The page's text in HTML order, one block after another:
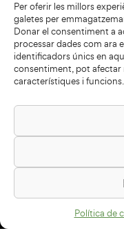
Per oferir les millors
galetes per
Donar el consentiment a
processar dades com ara
identificadors únics en
consentiment, pot
característiques i funcions.
Política de
Biblioteca
Passeig de la
08500 Vic